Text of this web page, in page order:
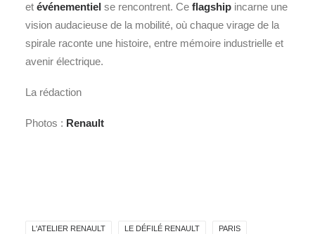
et événementiel se rencontrent. Ce flagship incarne une
vision audacieuse de la mobilité, où chaque virage de la
spirale raconte une histoire, entre mémoire industrielle et
avenir électrique.
La rédaction
Photos : Renault
L'ATELIER RENAULT LE DÉFILÉ RENAULT PARIS